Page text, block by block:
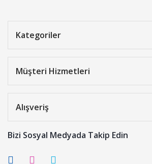
Kategoriler
Müşteri Hizmetleri
Alışveriş
Bizi Sosyal Medyada Takip Edin